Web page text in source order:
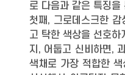
로 다음과 같은 특징을
첫째, 그로데스크한
고 탁한 색상을 선호하
지, 어둡고 신비하면,
색채로 가장 적합한